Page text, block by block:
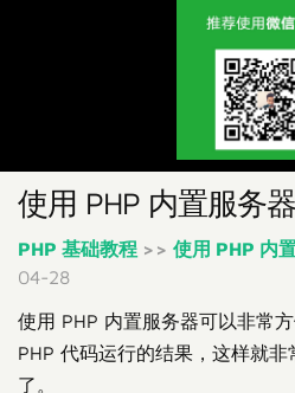
使用 PHP 内置服务器
PHP 基础教程 >> 使用 PHP 内
04-28
使用 PHP 内置服务器可以非常
PHP 代码运行的结果，这样就
了。